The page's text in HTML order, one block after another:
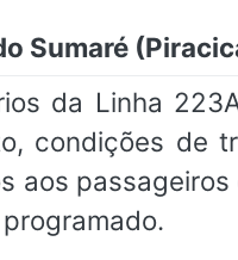
Sumaré
da Linha
condições de
aos passageiros